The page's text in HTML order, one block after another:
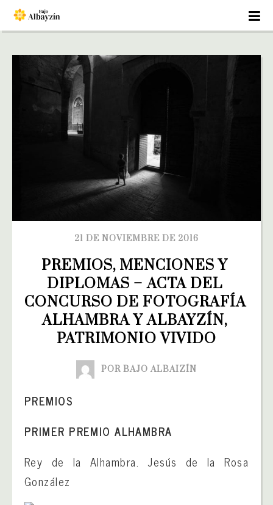
21 DE NOVIEMBRE DE 2016
PREMIOS, MENCIONES Y
DIPLOMAS – ACTA DEL
CONCURSO DE FOTOGRAFÍA
ALHAMBRA Y ALBAYZÍN,
PATRIMONIO VIVIDO
POR BAJO ALBAIZÍN
PREMIOS
PRIMER PREMIO ALHAMBRA
Rey de la Alhambra. Jesús de la Rosa
González